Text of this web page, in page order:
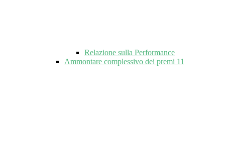
Relazione sulla Performance
Ammontare complessivo dei premi 11